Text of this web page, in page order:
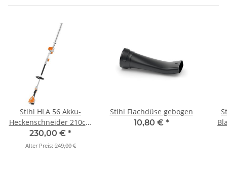
Stihl HLA 56 Akku-
Heckenschneider 210cm
lang (Schnittlänge 45cm)
(Grundgerät)
230,00 € *
Alter Preis:249,00 €
Stihl Flachdüse gebogen
10,80 € *